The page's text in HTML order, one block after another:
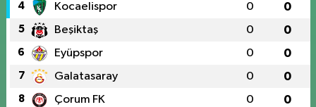
4 Kocaelispor 0 0
5 Beşiktaş 0 0
6 Eyüpspor 0 0
7 Galatasaray 0 0
8 Çorum FK 0 0